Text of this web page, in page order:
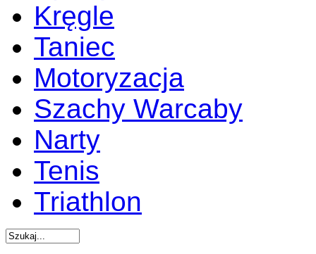
Kręgle
Taniec
Motoryzacja
Szachy Warcaby
Narty
Tenis
Triathlon